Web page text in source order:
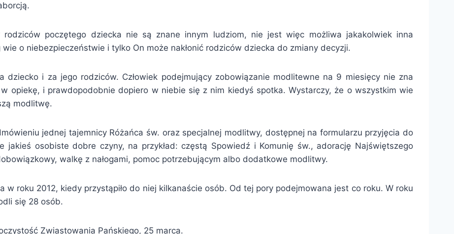
poczętego dziecka nie są znane innym ludziom, nie jest więc możliwa jakakolwiek inna
o niebezpieczeństwie i tylko On może nakłonić rodziców dziecka do zmiany decyzji.
dziecko i za jego rodziców. Człowiek podejmujący zobowiązanie modlitewne na 9 miesięcy nie zna
opiekę, i prawdopodobnie dopiero w niebie się z nim kiedyś spotka. Wystarczy, że o wszystkim wie
modlitwę.
jednej tajemnicy Różańca św. oraz specjalnej modlitwy, dostępnej na formularzu przyjęcia do
jakieś osobiste dobre czyny, na przykład: częstą Spowiedź i Komunię św., adorację Najświętszego
walkę z nałogami, pomoc potrzebującym albo dodatkowe modlitwy.
w roku 2012, kiedy przystąpiło do niej kilkanaście osób. Od tej pory podejmowana jest co roku. W roku
się 28 osób.
Zwiastowania Pańskiego, 25 marca.